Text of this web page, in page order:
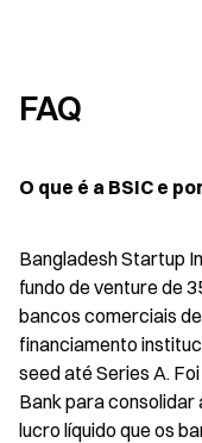
FAQ
O que é a BSIC e
Bangladesh Startup
fundo de venture de
bancos comerciais
financiamento
seed até Series A.
Bank para consolidar
lucro líquido que os